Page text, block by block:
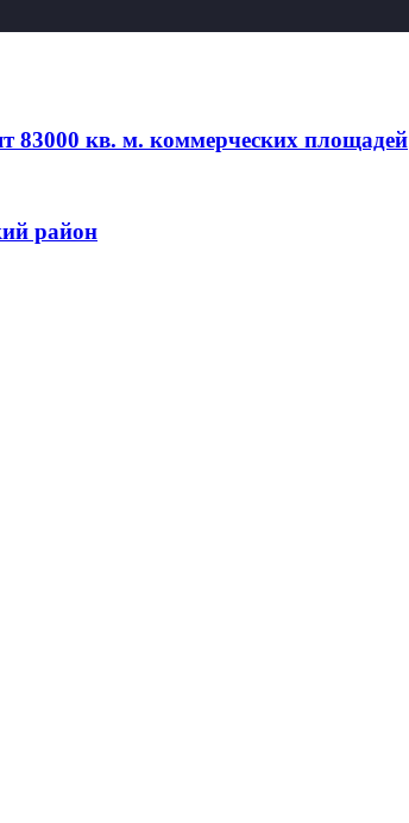
83000 кв. м. коммерческих площадей
район